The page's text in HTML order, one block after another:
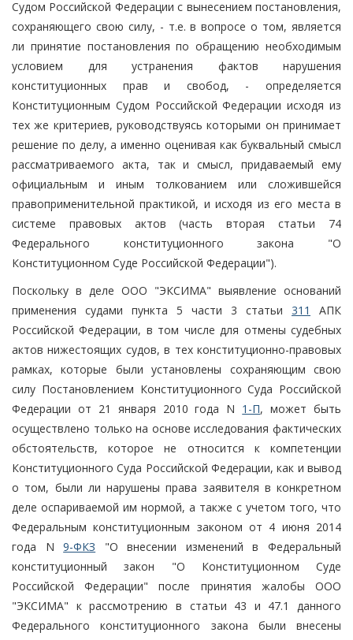
Судом Российской Федерации с вынесением постановления,
сохраняющего свою силу, - т.е. в вопросе о том, является
ли принятие постановления по обращению необходимым
условием для устранения фактов нарушения
конституционных прав и свобод, - определяется
Конституционным Судом Российской Федерации исходя из
тех же критериев, руководствуясь которыми он принимает
решение по делу, а именно оценивая как буквальный смысл
рассматриваемого акта, так и смысл, придаваемый ему
официальным и иным толкованием или сложившейся
правоприменительной практикой, и исходя из его места в
системе правовых актов (часть вторая статьи 74
Федерального конституционного закона "О
Конституционном Суде Российской Федерации").
Поскольку в деле ООО "ЭКСИМА" выявление оснований
применения судами пункта 5 части 3 статьи 311
АПК
Российской Федерации, в том числе для отмены судебных
актов нижестоящих судов, в тех конституционно-правовых
рамках, которые были установлены сохраняющим свою
силу Постановлением Конституционного Суда Российской
Федерации от 21 января 2010 года N 1-П, может быть
осуществлено только на основе исследования фактических
обстоятельств, которое не относится к компетенции
Конституционного Суда Российской Федерации, как и вывод
о том, были ли нарушены права заявителя в конкретном
деле оспариваемой им нормой, а также с учетом того, что
Федеральным конституционным законом от 4 июня 2014
года N9-ФКЗ "О внесении изменений в Федеральный
конституционный закон "О Конституционном Суде
Российской Федерации" после принятия жалобы ООО
"ЭКСИМА" к рассмотрению в статьи 43 и 47.1 данного
Федерального конституционного закона были внесены